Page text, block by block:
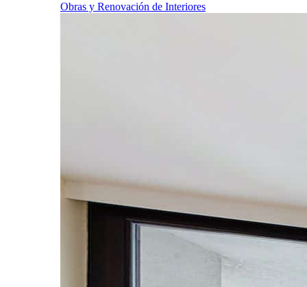
Obras y Renovación de Interiores